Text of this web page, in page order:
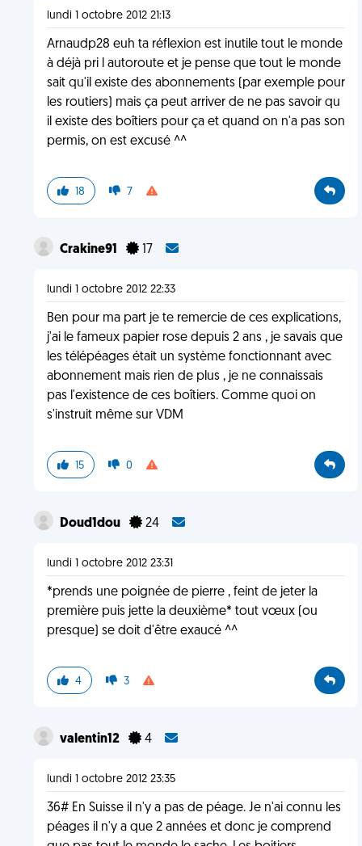
lundi 1 octobre 2012 21:13
Arnaudp28 euh ta réflexion est inutile tout le monde
à déjà pri l autoroute et je pense que tout le monde
sait qu'il existe des abonnements (par exemple pour
les routiers) mais ça peut arriver de ne pas savoir qu
il existe des boîtiers pour ça et quand on n'a pas son
permis, on est excusé ^^
18 7
Crakine91 17
lundi 1 octobre 2012 22:33
Ben pour ma part je te remercie de ces explications,
j'ai le fameux papier rose depuis 2 ans , je savais que
les télépéages était un système fonctionnant avec
abonnement mais rien de plus , je ne connaissais
pas l'existence de ces boîtiers. Comme quoi on
s'instruit même sur VDM
15 0
Doud1dou 24
lundi 1 octobre 2012 23:31
*prends une poignée de pierre , feint de jeter la
première puis jette la deuxième* tout vœux (ou
presque) se doit d'être exaucé ^^
4 3
valentin12 4
lundi 1 octobre 2012 23:35
36# En Suisse il n'y a pas de péage. Je n'ai connu les
péages il n'y a que 2 années et donc je comprend